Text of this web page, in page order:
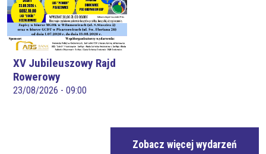
XV Jubileuszowy Rajd
Rowerowy
23/08/2026 - 09:00
Zobacz więcej wydarzeń